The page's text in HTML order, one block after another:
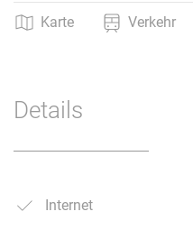
Karte Verkehr
Details
Internet